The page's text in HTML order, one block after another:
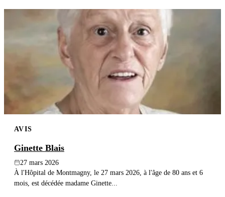
AVIS
Ginette Blais
27 mars 2026
À l'Hôpital de Montmagny, le 27 mars 2026, à l'âge de 80 ans et 6
mois, est décédée madame Ginette...